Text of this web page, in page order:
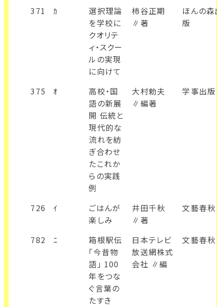
371 ｶ
選択理論
を学校に
クオリテ
ィ・スクー
ルの実現
に向けて
柿谷正期
∥著
ほんの森
版
375 ｵ
高校・国
語の新展
開 伝統と
現代的な
流れを紡
ぎ合わせ
たこれか
らの実践
例
大村勅夫
∥編著
学事出版
726 ｲ
ごはんが
楽しみ
井田千秋
∥著
文藝春秋
782 ﾆ
箱根駅伝
「今昔物
語」 100
年をつな
ぐ言葉の
たすき
日本テレビ
放送網株式
会社 ∥編
文藝春秋